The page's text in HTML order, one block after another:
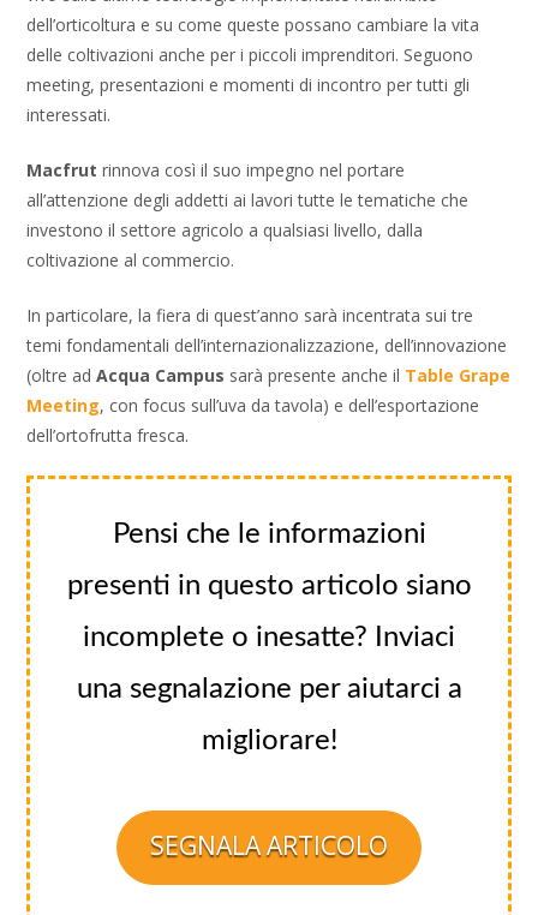
dell’orticoltura e su come queste possano cambiare la vita
delle coltivazioni anche per i piccoli imprenditori. Seguono
meeting, presentazioni e momenti di incontro per tutti gli
interessati.
Macfrut rinnova così il suo impegno nel portare
all’attenzione degli addetti ai lavori tutte le tematiche che
investono il settore agricolo a qualsiasi livello, dalla
coltivazione al commercio.
In particolare, la fiera di quest’anno sarà incentrata sui tre
temi fondamentali dell’internazionalizzazione, dell’innovazione
(oltre adAcqua Campus sarà presente anche il Table Grape
Meeting, con focus sull’uva da tavola) e dell’esportazione
dell’ortofrutta fresca.
Pensi che le informazioni
presenti in questo articolo siano
incomplete o inesatte? Inviaci
una segnalazione per aiutarci a
migliorare!
SEGNALA ARTICOLO